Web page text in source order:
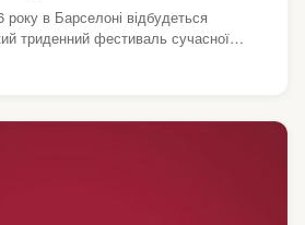
в Барселоні відбудеться
триденний фестиваль сучасної
неба...